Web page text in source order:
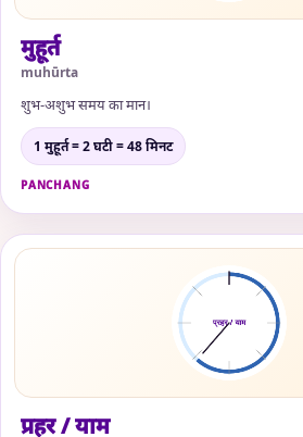
मुहूर्त
muhūrta
शुभ-अशुभ समय का मान।
1 मुहूर्त = 2 घटी = 48 मिनट
PANCHANG
प्रहर / याम